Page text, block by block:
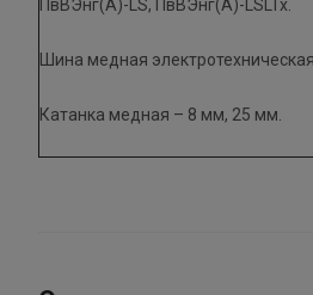
ПвВЭнг(А)-LS, ПвВЭнг(А)-LSLTx.
Шина медная электротехническая.
Катанка медная – 8 мм, 25 мм.